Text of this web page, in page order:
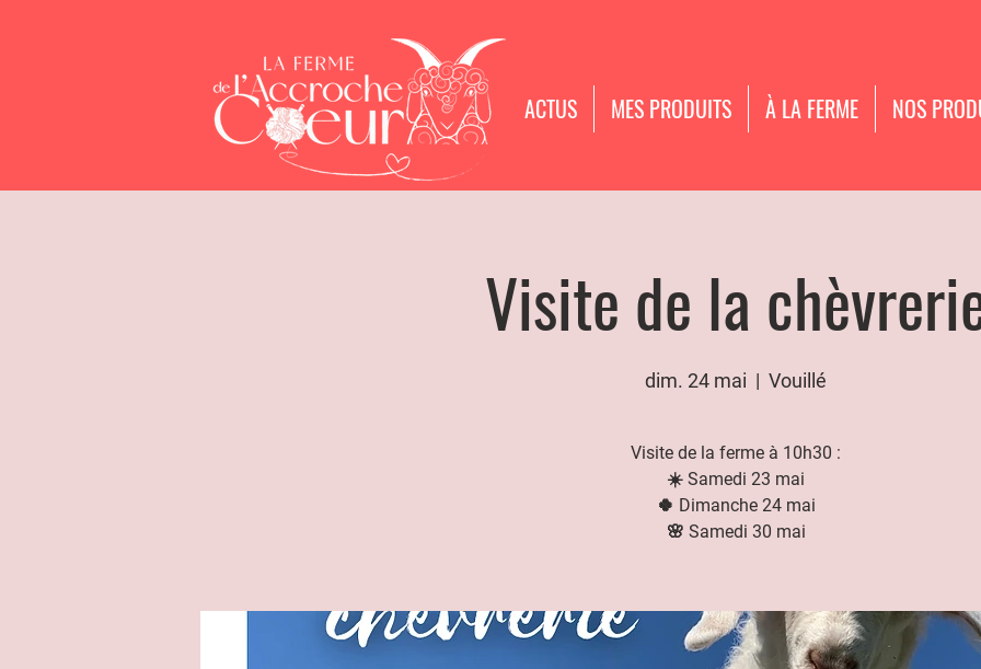
ACTUS MES PRODUITS À LA FERME NOS
Visite de la
dim. 24 mai
  |
Vouillé
Visite de la ferme à 10h30 :
☀️ Samedi 23 mai
🍀 Dimanche 24 mai
🌸 Samedi 30 mai